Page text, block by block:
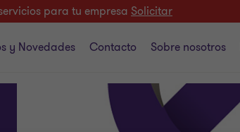
para tu empresa Solicitar
y Novedades Contacto Sobre nosotros